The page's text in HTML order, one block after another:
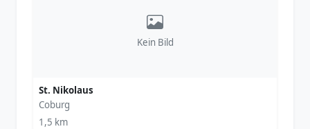
Kein Bild
St. Nikolaus
Coburg
1,5 km